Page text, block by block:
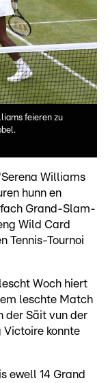
feieren zu
Williams
hunn en
Grand-Slam-
Wild Card
Tennis-Tournoi
Woch hiert
leschte Match
der Säit vun der
Victoire konnte
ewell 14 Grand